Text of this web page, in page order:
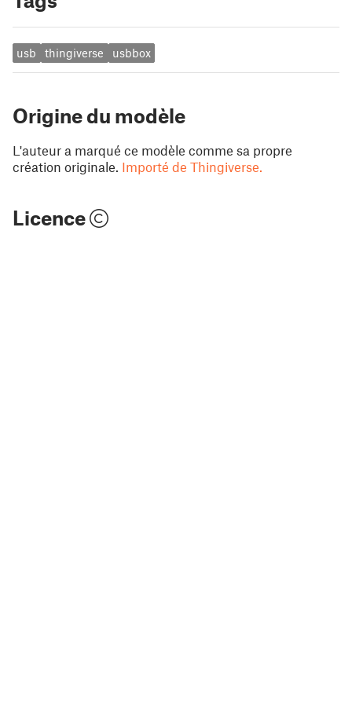
usb thingiverse usbbox
Origine du modèle
L'auteur a marqué ce modèle comme sa propre
création originale. Importé de Thingiverse.
Licence